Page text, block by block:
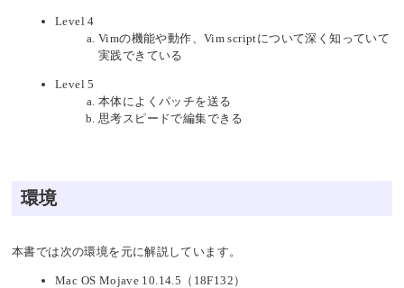
Level 4
Vimの機能や動作、Vim scriptについて深く知っていて
実践できている
Level 5
本体によくパッチを送る
思考スピードで編集できる
環境
本書では次の環境を元に解説しています。
Mac OS Mojave 10.14.5（18F132）